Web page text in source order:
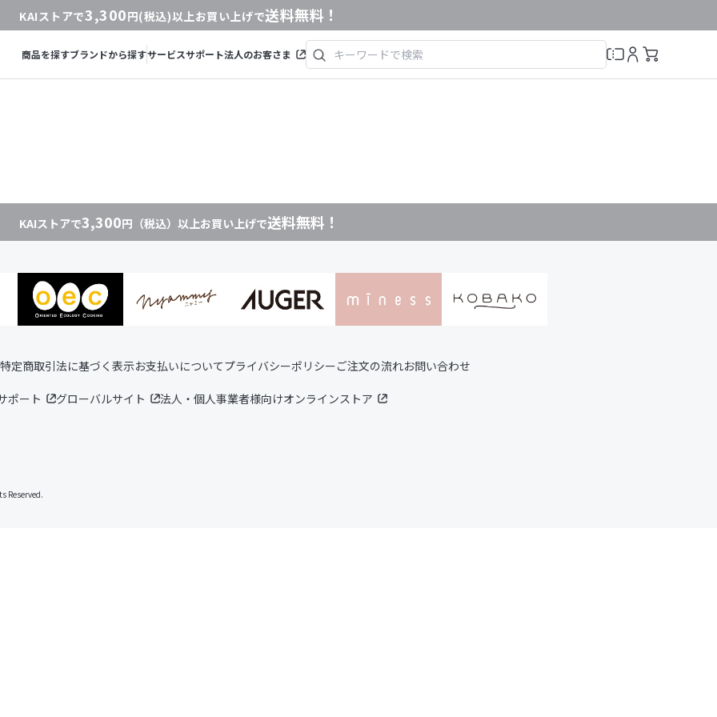
KAIストアで3,300円(税込)以上お買い上げで送料無料！
商品を探すブランドから探すサービスサポート法人のお客さま
KAIストアで3,300円（税込）以上お買い上げで送料無料！
特定商取引法に基づく表示お支払いについてプライバシーポリシーご注文の流れお問い合わせ
ポート グローバルサイト 法人・個人事業者様向けオンラインストア
Reserved.